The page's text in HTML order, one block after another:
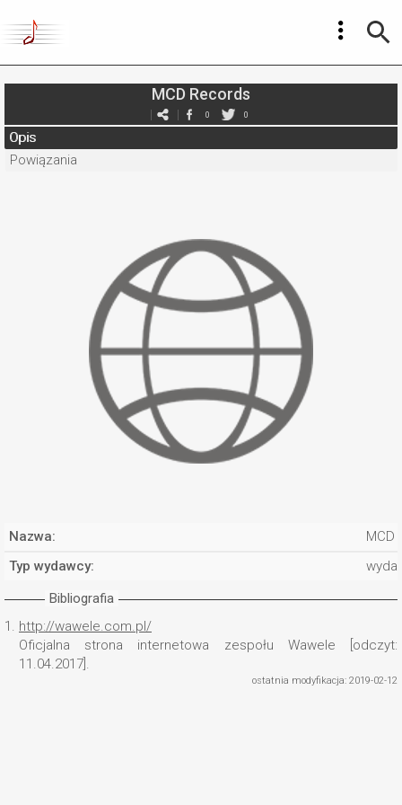
MCD Records
0 0
Opis
Powiązania
Nazwa:
MCD
Typ wydawcy:
Bibliografia
1. http://wawele.com.pl/
Oficjalna strona internetowa zespołu Wawele [odczyt:
11.04.2017].
ostatnia modyfikacja: 2019-02-12